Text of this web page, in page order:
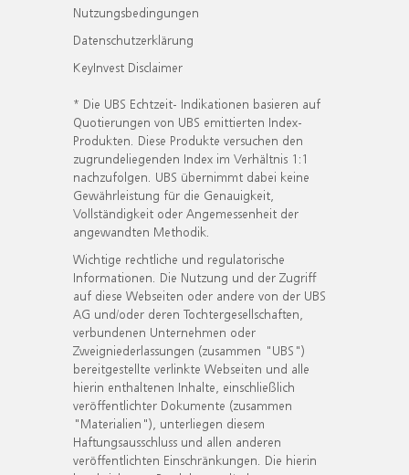
Nutzungsbedingungen
Datenschutzerklärung
KeyInvest Disclaimer
* Die UBS Echtzeit- Indikationen basieren auf
Quotierungen von UBS emittierten Index-
Produkten. Diese Produkte versuchen den
zugrundeliegenden Index im Verhältnis 1:1
nachzufolgen. UBS übernimmt dabei keine
Gewährleistung für die Genauigkeit,
Vollständigkeit oder Angemessenheit der
angewandten Methodik.
Wichtige rechtliche und regulatorische
Informationen. Die Nutzung und der Zugriff
auf diese Webseiten oder andere von der UBS
AG und/oder deren Tochtergesellschaften,
verbundenen Unternehmen oder
Zweigniederlassungen (zusammen "UBS")
bereitgestellte verlinkte Webseiten und alle
hierin enthaltenen Inhalte, einschließlich
veröffentlichter Dokumente (zusammen
"Materialien"), unterliegen diesem
Haftungsausschluss und allen anderen
veröffentlichten Einschränkungen. Die hierin